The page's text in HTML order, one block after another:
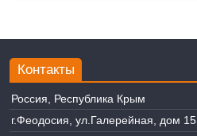
Контакты
Россия, Республика Крым
г.Феодосия, ул.Галерейная, дом 15